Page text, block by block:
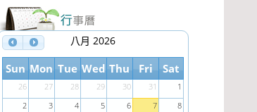
s
八月 2026
Sun Mon Tue Wed Thu Fri Sat
26 27 28 29 30 31
1
2
3 4 5 6 7
8